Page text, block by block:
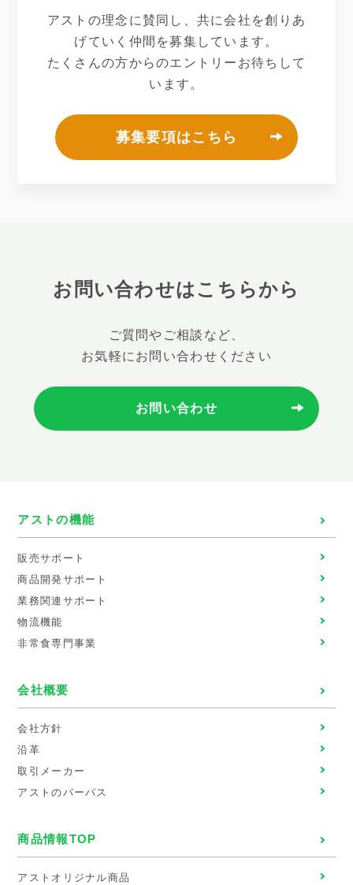
アストの理念に賛同し、共に会社を創りあ
げていく仲間を募集しています。
たくさんの方からのエントリーお待ちして
います。
募集要項はこちら
お問い合わせはこちらから
ご質問やご相談など、
お気軽にお問い合わせください
お問い合わせ
アストの機能
販売サポート
商品開発サポート
業務関連サポート
物流機能
非常食専門事業
会社概要
会社方針
沿革
取引メーカー
アストのパーパス
商品情報TOP
アストオリジナル商品